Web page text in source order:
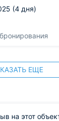
(4 дня)
ЕЩЕ
на этот